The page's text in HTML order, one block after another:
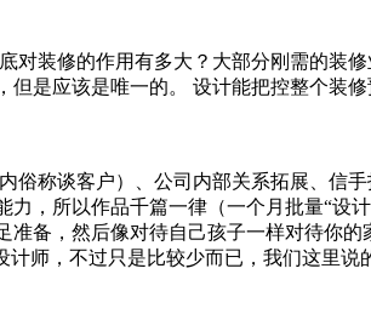
装修的作用有多大？大部分刚需的装
是应该是唯一的。 设计能把控整个装
称谈客户）、公司内部关系拓展、信
，所以作品千篇一律（一个月批量“设
备，然后像对待自己孩子一样对待你
师，不过只是比较少而已，我们这里说